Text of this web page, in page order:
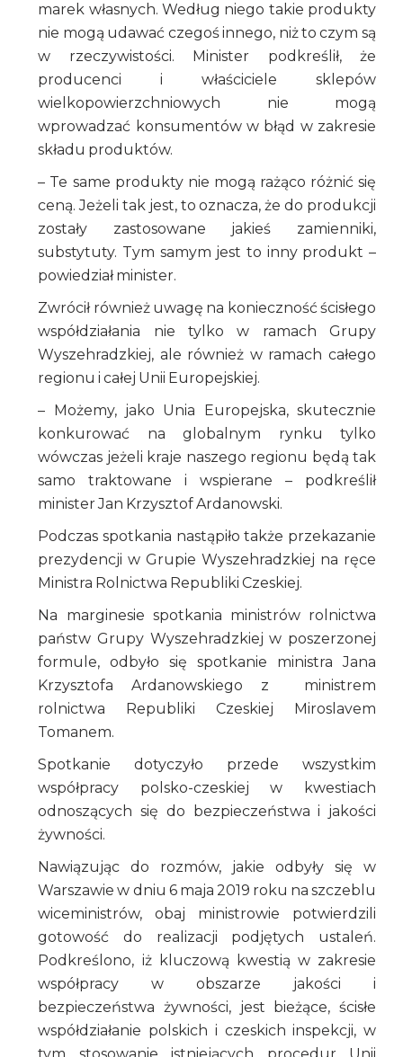
marek własnych. Według niego takie produkty
nie mogą udawać czegoś innego, niż to czym są
w rzeczywistości. Minister podkreślił, że
producenci i właściciele sklepów
wielkopowierzchniowych nie mogą
wprowadzać konsumentów w błąd w zakresie
składu produktów.
– Te same produkty nie mogą rażąco różnić się
ceną. Jeżeli tak jest, to oznacza, że do produkcji
zostały zastosowane jakieś zamienniki,
substytuty. Tym samym jest to inny produkt –
powiedział minister.
Zwrócił również uwagę na konieczność ścisłego
współdziałania nie tylko w ramach Grupy
Wyszehradzkiej, ale również w ramach całego
regionu i całej Unii Europejskiej.
– Możemy, jako Unia Europejska, skutecznie
konkurować na globalnym rynku tylko
wówczas jeżeli kraje naszego regionu będą tak
samo traktowane i wspierane – podkreślił
minister Jan Krzysztof Ardanowski.
Podczas spotkania nastąpiło także przekazanie
prezydencji w Grupie Wyszehradzkiej na ręce
Ministra Rolnictwa Republiki Czeskiej.
Na marginesie spotkania ministrów rolnictwa
państw Grupy Wyszehradzkiej w poszerzonej
formule, odbyło się spotkanie ministra Jana
Krzysztofa Ardanowskiego z ministrem
rolnictwa Republiki Czeskiej Miroslavem
Tomanem.
Spotkanie dotyczyło przede wszystkim
współpracy polsko-czeskiej w kwestiach
odnoszących się do bezpieczeństwa i jakości
żywności.
Nawiązując do rozmów, jakie odbyły się w
Warszawie w dniu 6 maja 2019 roku na szczeblu
wiceministrów, obaj ministrowie potwierdzili
gotowość do realizacji podjętych ustaleń.
Podkreślono, iż kluczową kwestią w zakresie
współpracy w obszarze jakości i
bezpieczeństwa żywności, jest bieżące, ścisłe
współdziałanie polskich i czeskich inspekcji, w